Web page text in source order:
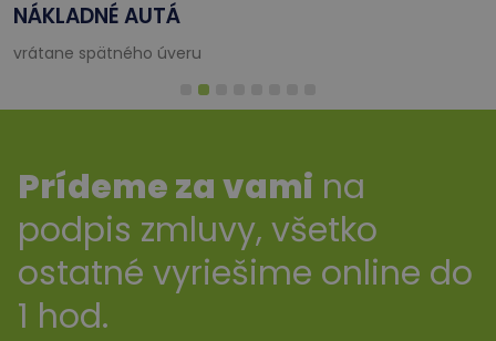
NÁKLADNÉ AUTÁ
vrátane spätného úveru
Prídeme za vami na
podpis zmluvy, všetko
ostatné vyriešime online do
1 hod.